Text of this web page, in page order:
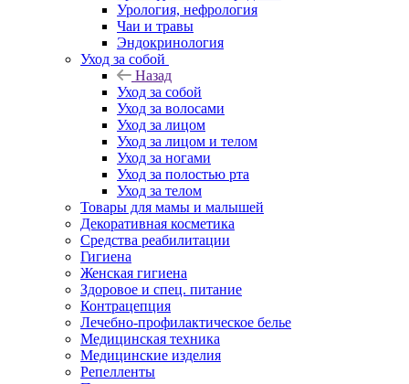
Урология, нефрология
Чаи и травы
Эндокринология
Уход за собой
Назад
Уход за собой
Уход за волосами
Уход за лицом
Уход за лицом и телом
Уход за ногами
Уход за полостью рта
Уход за телом
Товары для мамы и малышей
Декоративная косметика
Средства реабилитации
Гигиена
Женская гигиена
Здоровое и спец. питание
Контрацепция
Лечебно-профилактическое белье
Медицинская техника
Медицинские изделия
Репелленты